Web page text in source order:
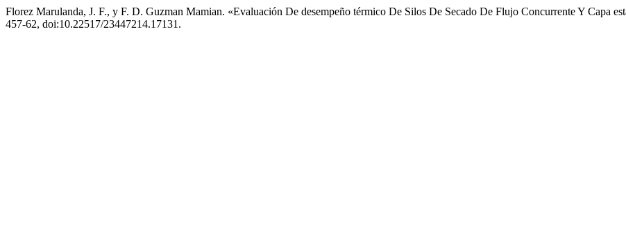
Florez Marulanda, J. F., y F. D. Guzman Mamian. «Evaluación De desempeño térmico De Silos De Secado De Flujo Concurrente Y Capa
457-62, doi:10.22517/23447214.17131.